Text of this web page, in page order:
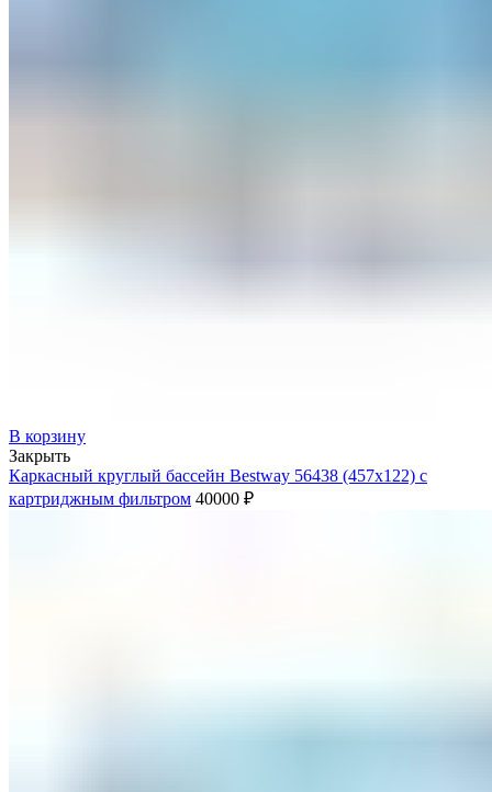
В корзину
Закрыть
Каркасный круглый бассейн Bestway 56438 (457х122) с
картриджным фильтром 40000 ₽